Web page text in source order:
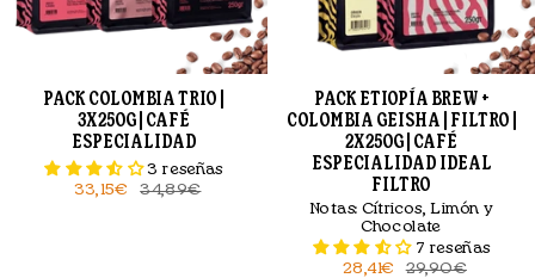
PACK COLOMBIA TRIO |
3X250G | CAFÉ
ESPECIALIDAD
3 reseñas
33,15€
34,89€
PACK ETIOPÍA BREW +
COLOMBIA GEISHA | FILTRO |
2X250G | CAFÉ
ESPECIALIDAD IDEAL
FILTRO
Notas: Cítricos, Limón y
Chocolate
7 reseñas
28,41€
29,90€